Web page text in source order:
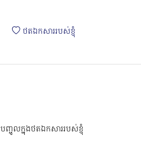
ថតឯកសាររបស់ខ្ញុំ
បញ្ចូលក្នុងថតឯកសាររបស់ខ្ញុំ